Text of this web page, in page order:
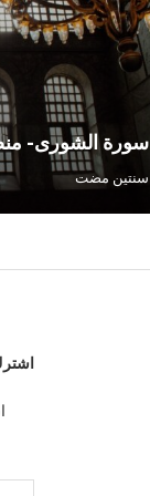
سورة الشورى-
سنتين مضت